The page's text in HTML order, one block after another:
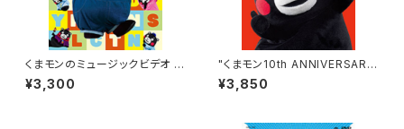
くまモンのミュージックビデオ よ
かモン♪セレクション
¥3,300
"くまモン10th ANNIVERSARY
CD＆PHOTO BOOK ～ハッピ
ー＆サプライズ～"
¥3,850